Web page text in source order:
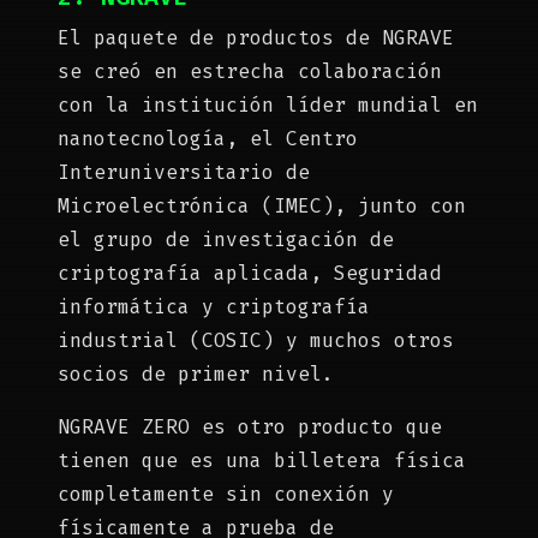
El paquete de productos de NGRAVE
se creó en estrecha colaboración
con la institución líder mundial en
nanotecnología, el Centro
Interuniversitario de
Microelectrónica (IMEC), junto con
el grupo de investigación de
criptografía aplicada, Seguridad
informática y criptografía
industrial (COSIC) y muchos otros
socios de primer nivel.
NGRAVE ZERO es otro producto que
tienen que es una billetera física
completamente sin conexión y
físicamente a prueba de